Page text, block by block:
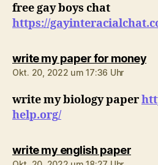
free gay boys chat
https://
write my paper for money
Okt. 20, 2022 um 17:36 Uhr
write my biology paper
help.org/
write my english papersagt: